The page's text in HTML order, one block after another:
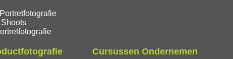
Cursussen Ondernemen